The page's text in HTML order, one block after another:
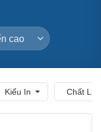
Kiểu In Chất